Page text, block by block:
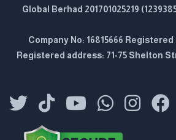
Global Berhad 201701025219
Company No: 16815666
Registered address: 71-75 Shelton